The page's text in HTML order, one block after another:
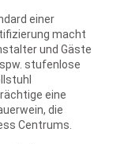
einer
macht
und Gäste
stufenlose
eine
die
Centrums.